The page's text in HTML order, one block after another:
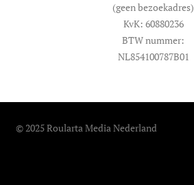
(geen bezoekadres)
KvK: 60880236
BTW nummer:
NL854100787B01
© 2025 Roularta Media Nederland